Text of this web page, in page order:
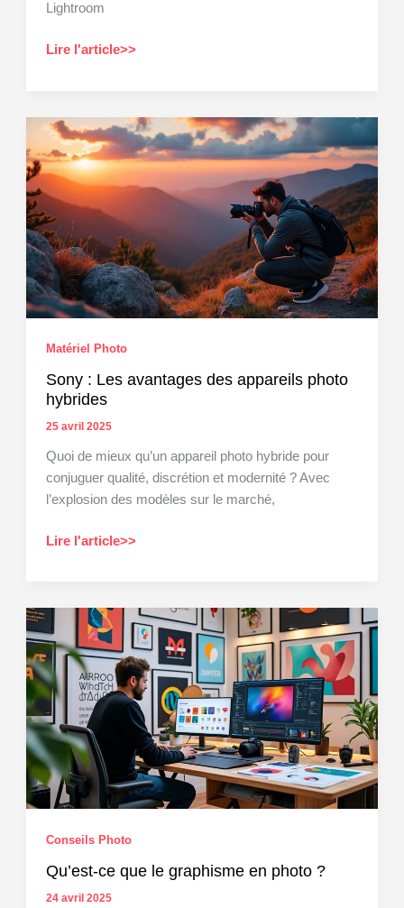
Lightroom
Lightroom
votre
photothèque
efficacement
Lire l'article>>
Matériel Photo
Sony : Les avantages des appareils photo
hybrides
25 avril 2025
Quoi de mieux qu’un appareil photo hybride pour
conjuguer qualité, discrétion et modernité ? Avec
l’explosion des modèles sur le marché,
Sony
avantages
des
appareils
photo
hybrides
Lire l'article>>
Conseils Photo
Qu’est-ce que le graphisme en photo ?
24 avril 2025